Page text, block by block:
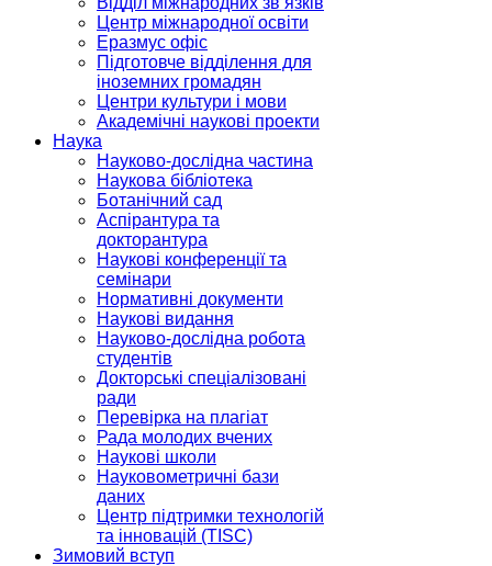
Центр міжнародної освіти
Еразмус офіс
Підготовче відділення для
іноземних громадян
Центри культури і мови
Академічні наукові проекти
Наука
Науково-дослідна частина
Наукова бібліотека
Ботанічний сад
Аспірантура та
докторантура
Наукові конференції та
семінари
Нормативні документи
Наукові видання
Науково-дослідна робота
студентів
Докторські спеціалізовані
ради
Перевірка на плагіат
Рада молодих вчених
Наукові школи
Науковометричні бази
даних
Центр підтримки технологій
та інновацій (TISC)
Зимовий вступ